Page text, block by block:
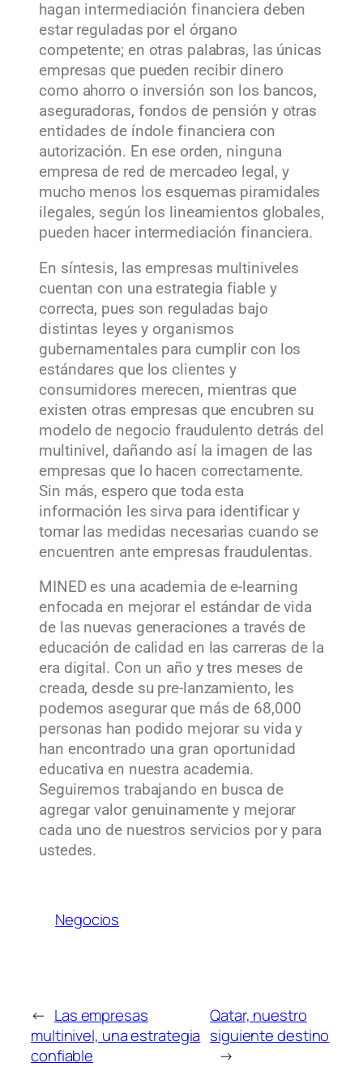
hagan intermediación financiera deben
estar reguladas por el órgano
competente; en otras palabras, las únicas
empresas que pueden recibir dinero
como ahorro o inversión son los bancos,
aseguradoras, fondos de pensión y otras
entidades de índole financiera con
autorización. En ese orden, ninguna
empresa de red de mercadeo legal, y
mucho menos los esquemas piramidales
ilegales, según los lineamientos globales,
pueden hacer intermediación financiera.
En síntesis, las empresas multiniveles
cuentan con una estrategia fiable y
correcta, pues son reguladas bajo
distintas leyes y organismos
gubernamentales para cumplir con los
estándares que los clientes y
consumidores merecen, mientras que
existen otras empresas que encubren su
modelo de negocio fraudulento detrás del
multinivel, dañando así la imagen de las
empresas que lo hacen correctamente.
Sin más, espero que toda esta
información les sirva para identificar y
tomar las medidas necesarias cuando se
encuentren ante empresas fraudulentas.
MINED es una academia de e-learning
enfocada en mejorar el estándar de vida
de las nuevas generaciones a través de
educación de calidad en las carreras de la
era digital. Con un año y tres meses de
creada, desde su pre-lanzamiento, les
podemos asegurar que más de 68,000
personas han podido mejorar su vida y
han encontrado una gran oportunidad
educativa en nuestra academia.
Seguiremos trabajando en busca de
agregar valor genuinamente y mejorar
cada uno de nuestros servicios por y para
ustedes.
Negocios
← Las empresas
multinivel, una estrategia
confiable
Qatar, nuestro
siguiente destino
→